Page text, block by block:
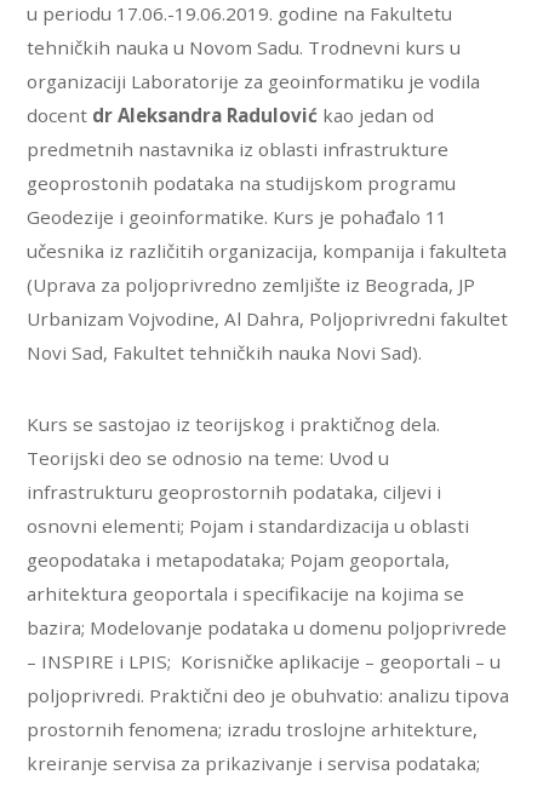
u periodu 17.06.-19.06.2019. godine na Fakultetu
tehničkih nauka u Novom Sadu. Trodnevni kurs u
organizaciji Laboratorije za geoinformatiku je vodila
docent dr Aleksandra Radulović kao jedan od
predmetnih nastavnika iz oblasti infrastrukture
geoprostonih podataka na studijskom programu
Geodezije i geoinformatike. Kurs je pohađalo 11
učesnika iz različitih organizacija, kompanija i fakulteta
(Uprava za poljoprivredno zemljište iz Beograda, JP
Urbanizam Vojvodine, Al Dahra, Poljoprivredni fakultet
Novi Sad, Fakultet tehničkih nauka Novi Sad).
Kurs se sastojao iz teorijskog i praktičnog dela.
Teorijski deo se odnosio na teme: Uvod u
infrastrukturu geoprostornih podataka, ciljevi i
osnovni elementi; Pojam i standardizacija u oblasti
geopodataka i metapodataka; Pojam geoportala,
arhitektura geoportala i specifikacije na kojima se
bazira; Modelovanje podataka u domenu poljoprivrede
– INSPIRE i LPIS; Korisničke aplikacije – geoportali – u
poljoprivredi. Praktični deo je obuhvatio: analizu tipova
prostornih fenomena; izradu troslojne arhitekture,
kreiranje servisa za prikazivanje i servisa podataka;